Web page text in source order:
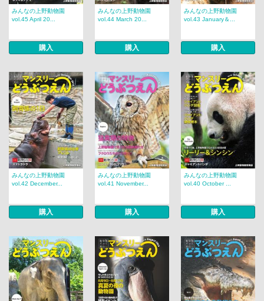
みんなの上野動物園
vol.45 April 20...
購入
みんなの上野動物園
vol.44 March 20...
購入
みんなの上野動物園
vol.43 January＆...
購入
みんなの上野動物園
vol.42 December...
購入
みんなの上野動物園
vol.41 November...
購入
みんなの上野動物園
vol.40 October ...
購入